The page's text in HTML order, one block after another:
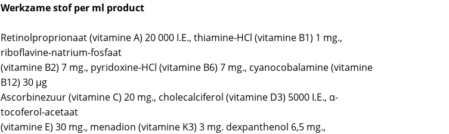
Werkzame stof per ml product
Retinolproprionaat (vitamine A) 20 000 I.E., thiamine-HCl (vitamine B1) 1 mg.,
riboflavine-natrium-fosfaat
(vitamine B2) 7 mg., pyridoxine-HCl (vitamine B6) 7 mg., cyanocobalamine (vitamine
B12) 30 μg
Ascorbinezuur (vitamine C) 20 mg., cholecalciferol (vitamine D3) 5000 I.E., α-
tocoferol-acetaat
(vitamine E) 30 mg., menadion (vitamine K3) 3 mg. dexpanthenol 6,5 mg.,